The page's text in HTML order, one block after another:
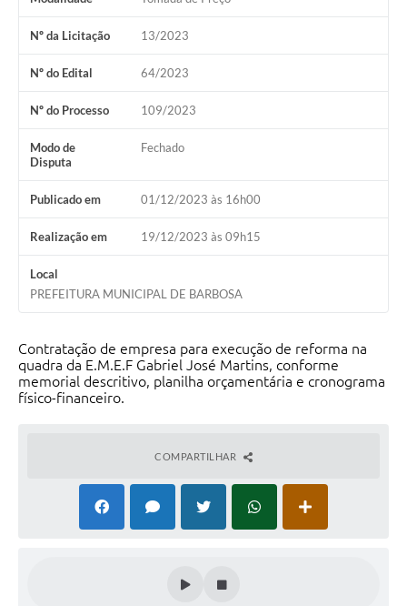
Nº da Licitação 13/2023
Nº do Edital 64/2023
Nº do Processo 109/2023
Modo de
Disputa
Fechado
Publicado em 01/12/2023 às 16h00
Realização em 19/12/2023 às 09h15
Local
PREFEITURA MUNICIPAL DE BARBOSA
Contratação de empresa para execução de reforma na
quadra da E.M.E.F Gabriel José Martins, conforme
memorial descritivo, planilha orçamentária e cronograma
físico-financeiro.
COMPARTILHAR